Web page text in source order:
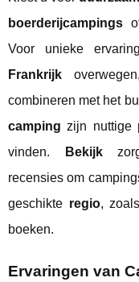
boerderijcampings
Voor unieke
Frankrijk
combineren met het
camping zijn nuttige
vinden.
Bekijk
recensies om
geschikte regio,
boeken.
Ervaringen van